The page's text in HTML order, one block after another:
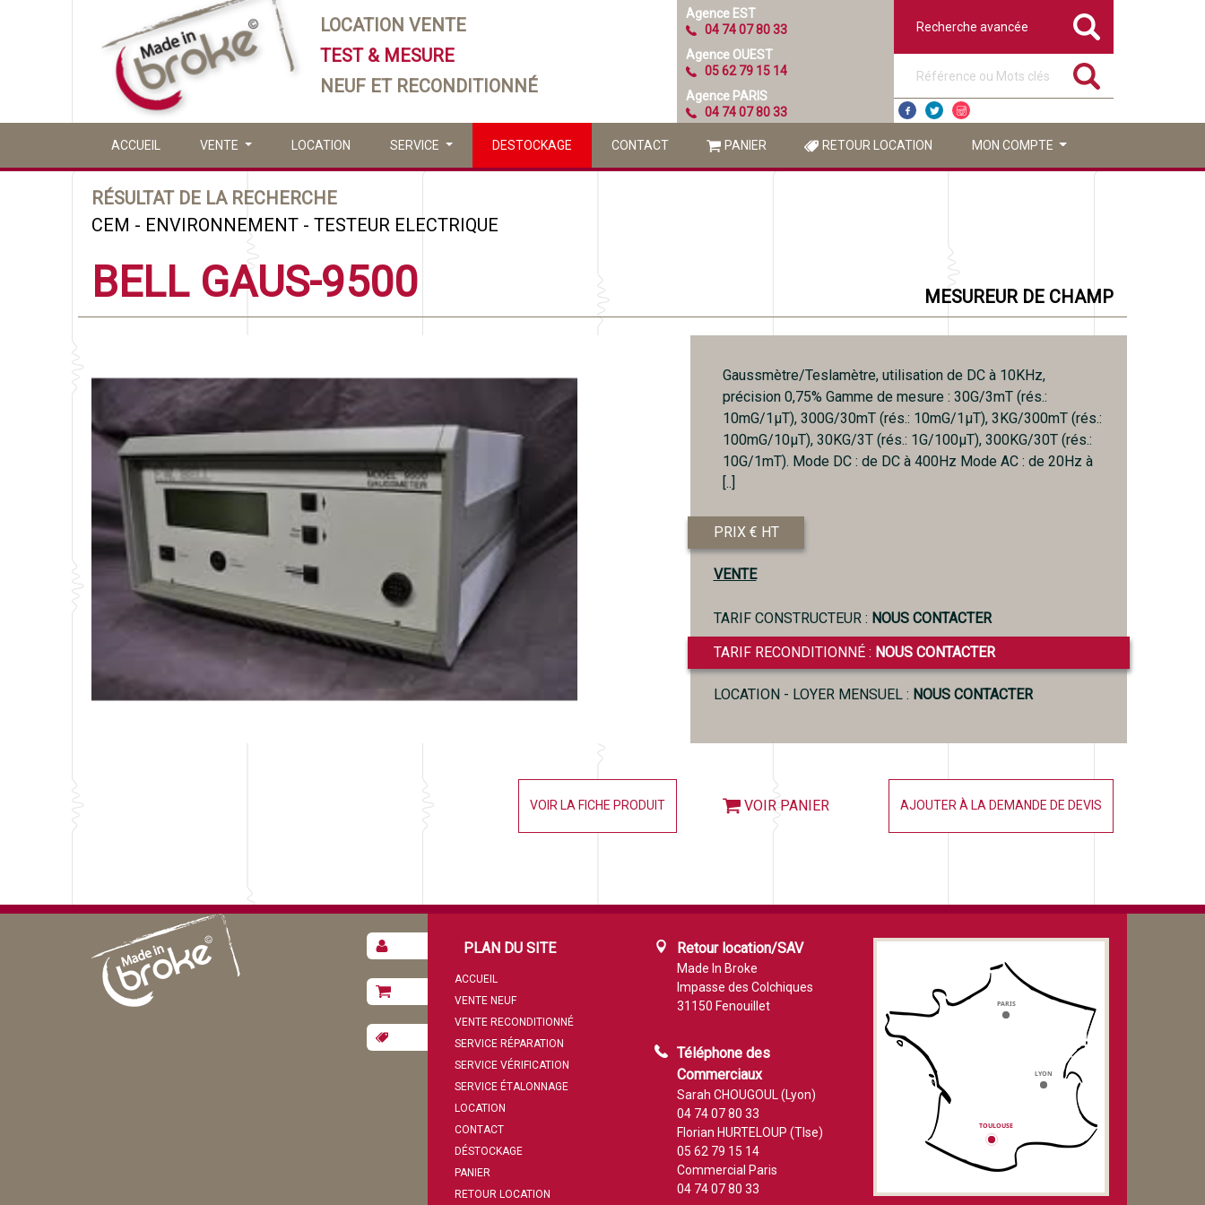
LOCATION VENTE
TEST & MESURE
NEUF ET RECONDITIONNÉ
Agence EST
04 74 07 80 33
Agence OUEST
05 62 79 15 14
Agence PARIS
04 74 07 80 33
Recherche avancée
ACCUEIL VENTE LOCATION SERVICE DESTOCKAGE CONTACT PANIER RETOUR LOCATION MON COMPTE
RÉSULTAT DE LA RECHERCHE
CEM - ENVIRONNEMENT - TESTEUR ELECTRIQUE
BELL GAUS-9500 MESUREUR DE CHAMP
Gaussmètre/Teslamètre, utilisation de DC à 10KHz,
précision 0,75% Gamme de mesure : 30G/3mT (rés.:
10mG/1µT), 300G/30mT (rés.: 10mG/1µT), 3KG/300mT (rés.:
100mG/10µT), 30KG/3T (rés.: 1G/100µT), 300KG/30T (rés.:
10G/1mT). Mode DC : de DC à 400Hz Mode AC : de 20Hz à
[..]
PRIX € HT
VENTE
TARIF CONSTRUCTEUR : NOUS CONTACTER
TARIF RECONDITIONNÉ : NOUS CONTACTER
LOCATION - LOYER MENSUEL : NOUS CONTACTER
VOIR LA FICHE PRODUIT VOIR PANIER AJOUTER À LA DEMANDE DE DEVIS
PLAN DU SITE
ACCUEIL
VENTE NEUF
VENTE RECONDITIONNÉ
SERVICE RÉPARATION
SERVICE VÉRIFICATION
SERVICE ÉTALONNAGE
LOCATION
CONTACT
DÉSTOCKAGE
PANIER
RETOUR LOCATION
Retour location/SAV
Made In Broke
Impasse des Colchiques
31150 Fenouillet
Téléphone des
Commerciaux
Sarah CHOUGOUL (Lyon)
04 74 07 80 33
Florian HURTELOUP (Tlse)
05 62 79 15 14
Commercial Paris
04 74 07 80 33